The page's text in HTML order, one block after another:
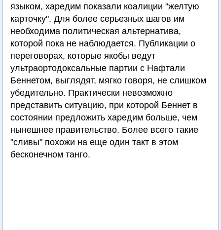
языком, харедим показали коалиции "желтую
карточку". Для более серьезных шагов им
необходима политическая альтернатива,
которой пока не наблюдается. Публикации о
переговорах, которые якобы ведут
ультраортодоксальные партии с Нафтали
Беннетом, выглядят, мягко говоря, не слишком
убедительно. Практически невозможно
представить ситуацию, при которой Беннет в
состоянии предложить харедим больше, чем
нынешнее правительство. Более всего такие
"сливы" похожи на еще один такт в этом
бесконечном танго.